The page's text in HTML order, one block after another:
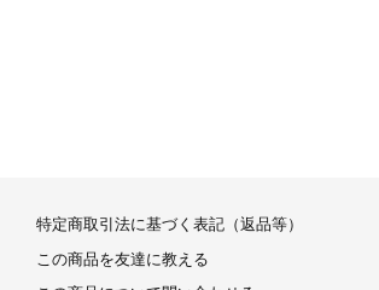
特定商取引法に基づく表記（返品等）
この商品を友達に教える